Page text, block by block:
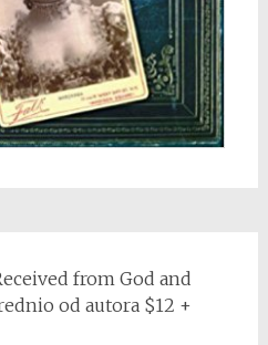
from God and
od autora $12 +